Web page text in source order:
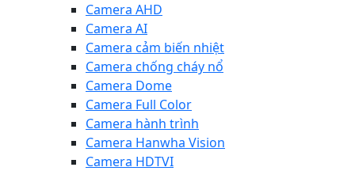
Camera AHD
Camera AI
Camera cảm biến nhiệt
Camera chống cháy nổ
Camera Dome
Camera Full Color
Camera hành trình
Camera Hanwha Vision
Camera HDTVI